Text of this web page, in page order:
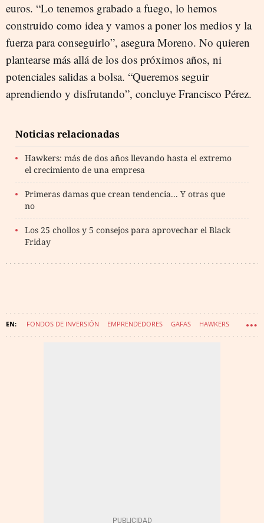
euros. “Lo tenemos grabado a fuego, lo hemos
construido como idea y vamos a poner los medios y la
fuerza para conseguirlo”, asegura Moreno. No quieren
plantearse más allá de los dos próximos años, ni
potenciales salidas a bolsa. “Queremos seguir
aprendiendo y disfrutando”, concluye Francisco Pérez.
Noticias relacionadas
Hawkers: más de dos años llevando hasta el extremo
el crecimiento de una empresa
Primeras damas que crean tendencia... Y otras que
no
Los 25 chollos y 5 consejos para aprovechar el Black
Friday
FONDOS DE INVERSIÓN EMPRENDEDORES GAFAS HAWKERS